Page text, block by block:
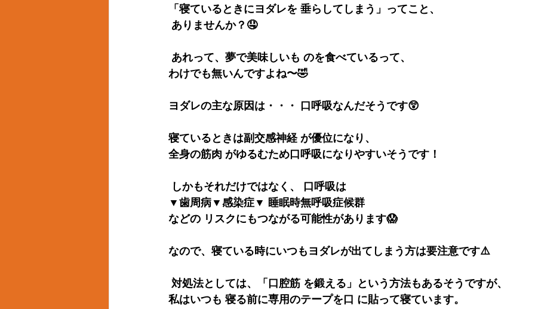
「寝ているときにヨダレを 垂らしてしまう」ってこと、
ありませんか？🤤
あれって、夢で美味しいも のを食べているって、
わけでも無いんですよね〜🤣
ヨダレの主な原因は・・・ 口呼吸なんだそうです😲
寝ているときは副交感神経 が優位になり、
全身の筋肉 がゆるむため口呼吸になりやすいそうです！
しかもそれだけではなく、 口呼吸は
▼歯周病▼感染症▼ 睡眠時無呼吸症候群
などの リスクにもつながる可能性があります😱
なので、寝ている時にいつもヨダレが出てしまう方は要注意です⚠️
対処法としては、「口腔筋 を鍛える」という方法もあるそうですが、
私はいつも 寝る前に専用のテープを口 に貼って寝ています。